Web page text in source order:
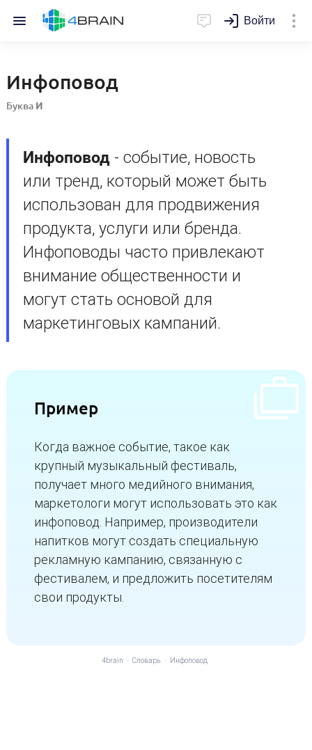
Войти
Инфоповод
Буква И
Инфоповод- событие, новость
или тренд, который может быть
использован для продвижения
продукта, услуги или бренда.
Инфоповоды часто привлекают
внимание общественности и
могут стать основой для
маркетинговых кампаний.
Пример
Когда важное событие, такое как
крупный музыкальный фестиваль,
получает много медийного внимания,
маркетологи могут использовать это как
инфоповод. Например, производители
напитков могут создать специальную
рекламную кампанию, связанную с
фестивалем, и предложить посетителям
свои продукты.
4brain - Словарь - Инфоповод